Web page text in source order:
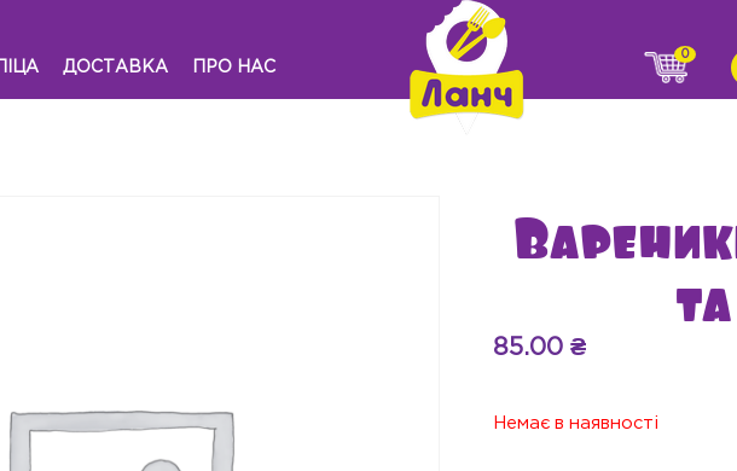
ПІЦА ДОСТАВКА ПРО НАС
0
85.00₴
Немає в наявності